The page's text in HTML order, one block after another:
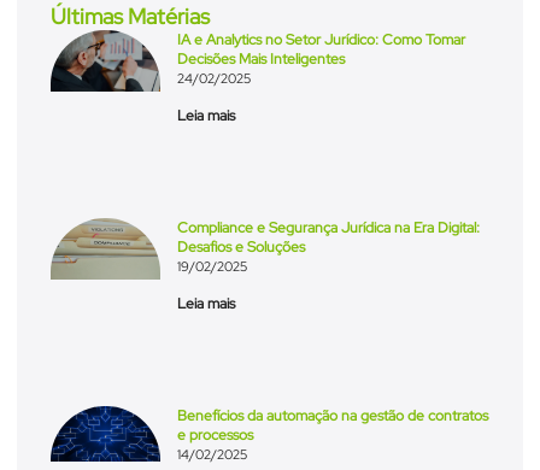
Últimas Matérias
IA e Analytics no Setor Jurídico: Como Tomar
Decisões Mais Inteligentes
24/02/2025
Leia mais
Compliance e Segurança Jurídica na Era Digital:
Desafios e Soluções
19/02/2025
Leia mais
Benefícios da automação na gestão de contratos
e processos
14/02/2025